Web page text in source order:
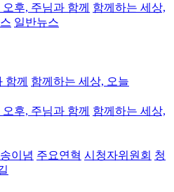
후, 주님과 함께 함께하는 세상,
일반뉴스
함께 함께하는 세상, 오늘
후, 주님과 함께 함께하는 세상,
이념 주요연혁 시청자위원회 청